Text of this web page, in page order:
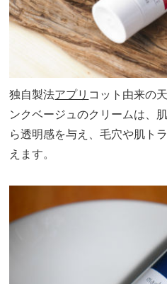
独自製法アプリ コット由来の
ンクベージュのクリームは、
ら透明感を与え、毛穴や肌ト
えます。